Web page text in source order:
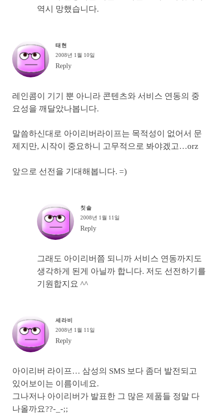
역시 망했습니다.
태현
2008년 1월 10일
Reply
레인콤이 기기 뿐 아니라 콘텐츠와 서비스 연동의 중
요성을 깨달았나봅니다.
말씀하신대로 아이리버라이프는 목적성이 없어서 문
제지만, 시작이 중요하니 고무적으로 봐야겠고…orz
앞으로 선전을 기대해봅니다. =)
칫솔
2008년 1월 11일
Reply
그래도 아이리버쯤 되니까 서비스 연동까지도
생각하게 된게 아닐까 합니다. 저도 선전하기를
기원합지요 ^^
세라비
2008년 1월 11일
Reply
아이리버 라이프… 삼성의 SMS 보다 좀더 발전되고
있어보이는 이름이네요.
그나저나 아이리버가 발표한 그 많은 제품들 정말 다
나올까요??-_-;;